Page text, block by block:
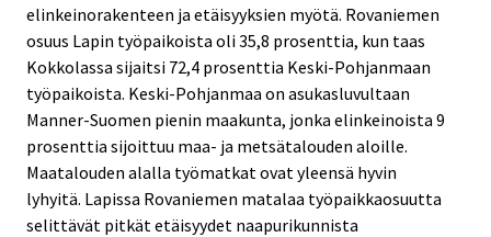
elinkeinorakenteen ja etäisyyksien myötä. Rovaniemen
osuus Lapin työpaikoista oli 35,8 prosenttia, kun taas
Kokkolassa sijaitsi 72,4 prosenttia Keski-Pohjanmaan
työpaikoista. Keski-Pohjanmaa on asukasluvultaan
Manner-Suomen pienin maakunta, jonka elinkeinoista 9
prosenttia sijoittuu maa- ja metsätalouden aloille.
Maatalouden alalla työmatkat ovat yleensä hyvin
lyhyitä. Lapissa Rovaniemen matalaa työpaikkaosuutta
selittävät pitkät etäisyydet naapurikunnista